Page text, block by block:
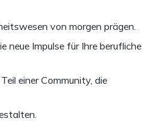
von morgen prägen.
neue Impulse für Ihre berufliche
einer Community, die